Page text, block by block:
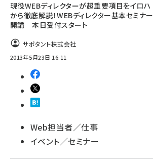
現役WEBディレクターが超重要項目をイロハ
から徹底解説！WEBディレクター基本セミナー
開講 本日受付スタート
サポタント株式会社
2013年5月23日 16:11
Web担当者／仕事
イベント／セミナー